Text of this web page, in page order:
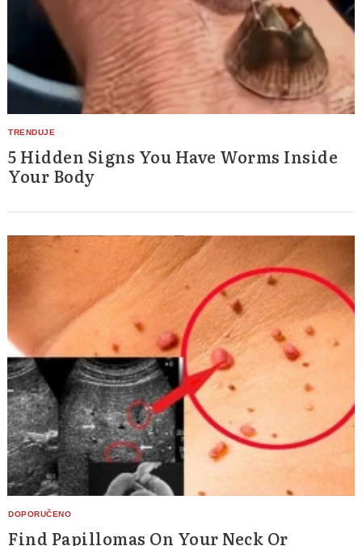
5 Hidden Signs You Have Worms Inside
Your Body
Find Papillomas On Your Neck Or